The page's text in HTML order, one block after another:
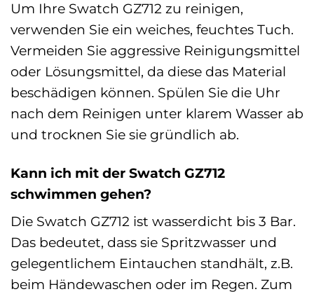
Um Ihre Swatch GZ712 zu reinigen,
verwenden Sie ein weiches, feuchtes Tuch.
Vermeiden Sie aggressive Reinigungsmittel
oder Lösungsmittel, da diese das Material
beschädigen können. Spülen Sie die Uhr
nach dem Reinigen unter klarem Wasser ab
und trocknen Sie sie gründlich ab.
Kann ich mit der Swatch GZ712
schwimmen gehen?
Die Swatch GZ712 ist wasserdicht bis 3 Bar.
Das bedeutet, dass sie Spritzwasser und
gelegentlichem Eintauchen standhält, z.B.
beim Händewaschen oder im Regen. Zum